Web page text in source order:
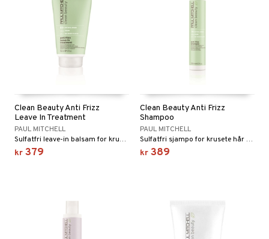
Clean Beauty Anti Frizz
Leave In Treatment
PAUL MITCHELL
Sulfatfri leave-in balsam for krusete hår fra Paul Mitchell
kr 379
Clean Beauty Anti Frizz
Shampoo
PAUL MITCHELL
Sulfatfri sjampo for krusete hår fra Paul Mitchell
kr 389